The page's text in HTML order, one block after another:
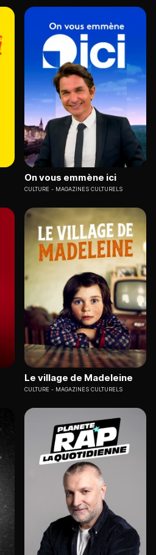
On vous emmène ici
CULTURE MAGAZINES CULTURELS
Le village de Madeleine
CULTURE MAGAZINES CULTURELS